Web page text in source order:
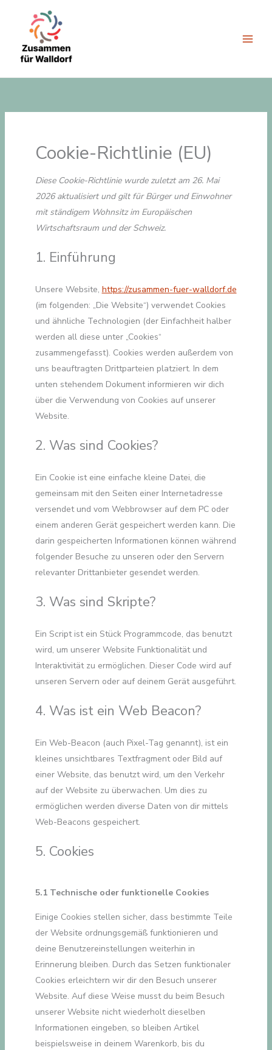
Cookie-Richtlinie (EU)
Diese Cookie-Richtlinie wurde zuletzt am 26. Mai
2026 aktualisiert und gilt für Bürger und Einwohner
mit ständigem Wohnsitz im Europäischen
Wirtschaftsraum und der Schweiz.
1. Einführung
Unsere Website, https://zusammen-fuer-walldorf.de
(im folgenden: „Die Website“) verwendet Cookies
und ähnliche Technologien (der Einfachheit halber
werden all diese unter „Cookies“
zusammengefasst). Cookies werden außerdem von
uns beauftragten Drittparteien platziert. In dem
unten stehendem Dokument informieren wir dich
über die Verwendung von Cookies auf unserer
Website.
2. Was sind Cookies?
Ein Cookie ist eine einfache kleine Datei, die
gemeinsam mit den Seiten einer Internetadresse
versendet und vom Webbrowser auf dem PC oder
einem anderen Gerät gespeichert werden kann. Die
darin gespeicherten Informationen können während
folgender Besuche zu unseren oder den Servern
relevanter Drittanbieter gesendet werden.
3. Was sind Skripte?
Ein Script ist ein Stück Programmcode, das benutzt
wird, um unserer Website Funktionalität und
Interaktivität zu ermöglichen. Dieser Code wird auf
unseren Servern oder auf deinem Gerät ausgeführt.
4. Was ist ein Web Beacon?
Ein Web-Beacon (auch Pixel-Tag genannt), ist ein
kleines unsichtbares Textfragment oder Bild auf
einer Website, das benutzt wird, um den Verkehr
auf der Website zu überwachen. Um dies zu
ermöglichen werden diverse Daten von dir mittels
Web-Beacons gespeichert.
5. Cookies
5.1 Technische oder funktionelle Cookies
Einige Cookies stellen sicher, dass bestimmte Teile
der Website ordnungsgemäß funktionieren und
deine Benutzereinstellungen weiterhin in
Erinnerung bleiben. Durch das Setzen funktionaler
Cookies erleichtern wir dir den Besuch unserer
Website. Auf diese Weise musst du beim Besuch
unserer Website nicht wiederholt dieselben
Informationen eingeben, so bleiben Artikel
beispielsweise in deinem Warenkorb, bis du